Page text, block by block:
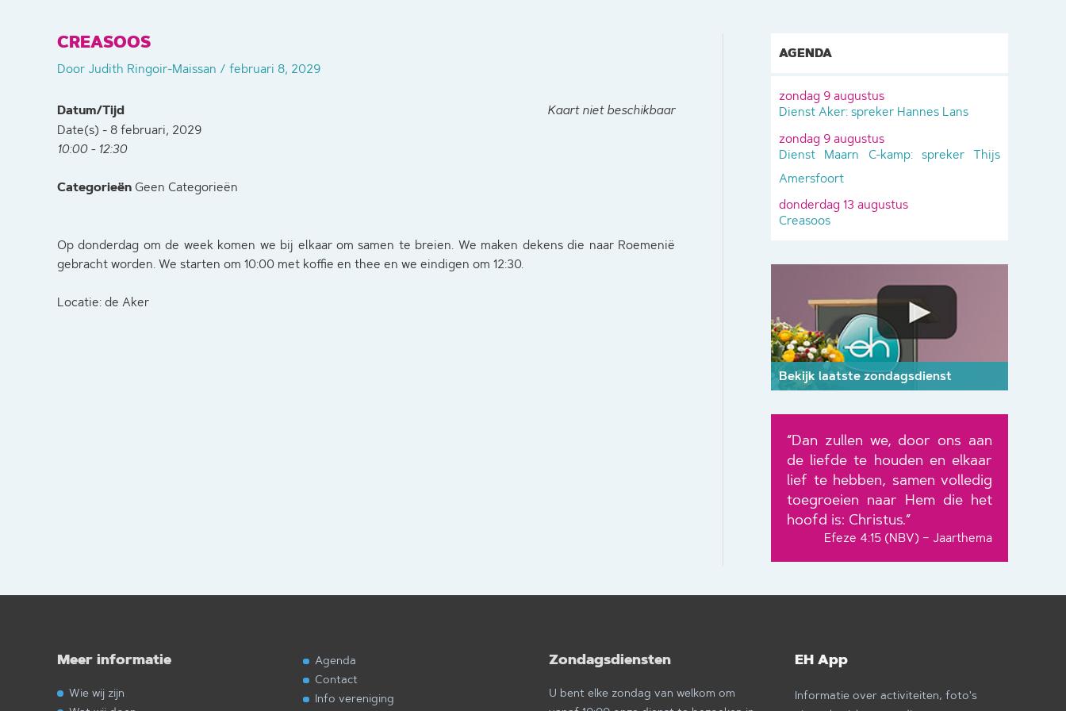
CREASOOS
Door Judith Ringoir-Maissan / februari 8, 2029
Kaart niet beschikbaar
Datum/Tijd
Date(s) - 8 februari, 2029
10:00 - 12:30
Categorieën Geen Categorieën
Op donderdag om de week komen we bij elkaar om samen te breien. We maken dekens die naar Roemenië
gebracht worden. We starten om 10:00 met koffie en thee en we eindigen om 12:30.
Locatie: de Aker
AGENDA
zondag 9 augustus
Dienst Aker: spreker Hannes Lans
zondag 9 augustus
Dienst Maarn C-kamp: spreker Thijs
Amersfoort
donderdag 13 augustus
Creasoos
Bekijk laatste zondagsdienst
“Dan zullen we, door ons aan
de liefde te houden en elkaar
lief te hebben, samen volledig
toegroeien naar Hem die het
hoofd is: Christus.”
Efeze 4:15 (NBV) – Jaarthema
Meer informatie
Wie wij zijn
Agenda
Contact
Info vereniging
Zondagsdiensten
U bent elke zondag van welkom om
EH App
Informatie over activiteiten, foto's